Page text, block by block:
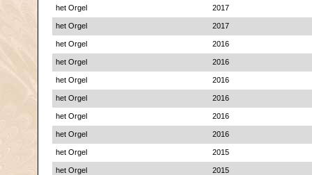
het Orgel 2017
het Orgel 2017
het Orgel 2016
het Orgel 2016
het Orgel 2016
het Orgel 2016
het Orgel 2016
het Orgel 2016
het Orgel 2015
het Orgel 2015